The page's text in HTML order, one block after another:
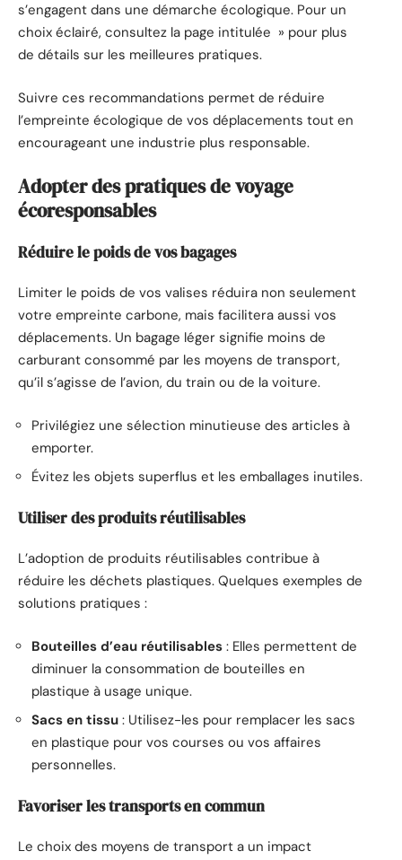
s’engagent dans une démarche écologique. Pour un
choix éclairé, consultez la page intitulée » pour plus
de détails sur les meilleures pratiques.
Suivre ces recommandations permet de réduire
l’empreinte écologique de vos déplacements tout en
encourageant une industrie plus responsable.
Adopter des pratiques de voyage
écoresponsables
Réduire le poids de vos bagages
Limiter le poids de vos valises réduira non seulement
votre empreinte carbone, mais facilitera aussi vos
déplacements. Un bagage léger signifie moins de
carburant consommé par les moyens de transport,
qu’il s’agisse de l’avion, du train ou de la voiture.
Privilégiez une sélection minutieuse des articles à
emporter.
Évitez les objets superflus et les emballages inutiles.
Utiliser des produits réutilisables
L’adoption de produits réutilisables contribue à
réduire les déchets plastiques. Quelques exemples de
solutions pratiques :
Bouteilles d’eau réutilisables : Elles permettent de
diminuer la consommation de bouteilles en
plastique à usage unique.
Sacs en tissu : Utilisez-les pour remplacer les sacs
en plastique pour vos courses ou vos affaires
personnelles.
Favoriser les transports en commun
Le choix des moyens de transport a un impact